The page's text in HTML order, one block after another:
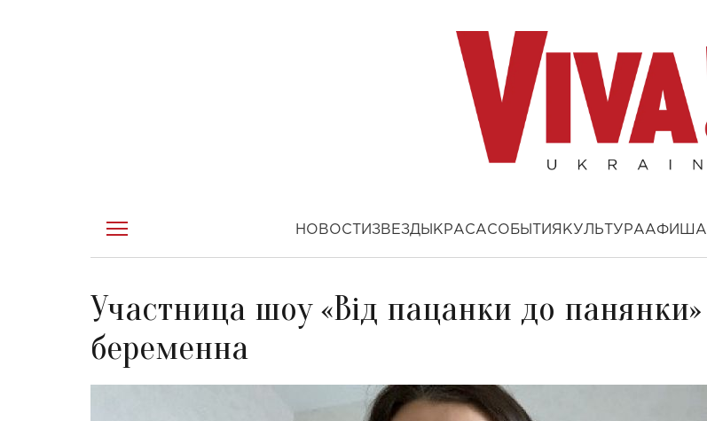
НОВОСТИ ЗВЕЗДЫ КРАСАСОБЫТИЯ КУЛЬТУРААФИША
Участница шоу «Від пацанки до панянки»
беременна